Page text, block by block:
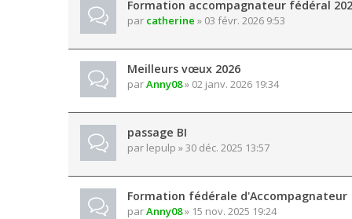
Formation accompagnateur fédéral
par catherine » 03 févr. 2026 9:53
Meilleurs vœux 2026
parAnny08» 02 janv. 2026 19:34
passage BI
par lepulp » 30 déc. 2025 13:57
Formation fédérale d'Accompagnateur
parAnny08» 15 nov. 2025 19:24